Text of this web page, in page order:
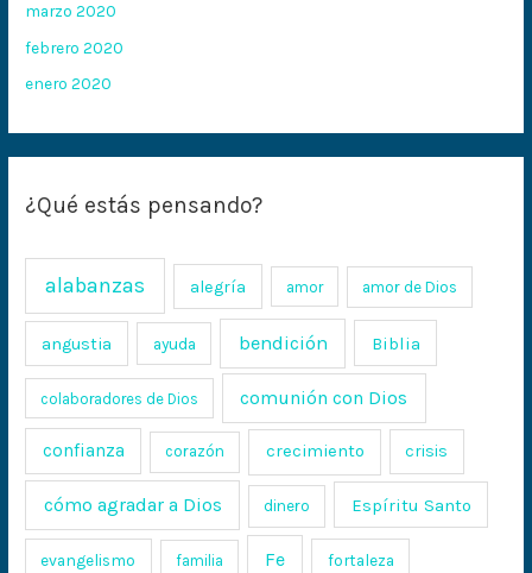
marzo 2020
febrero 2020
enero 2020
¿Qué estás pensando?
alabanzas alegría amor amor de Dios
angustia ayuda bendición Biblia
colaboradores de Dios comunión con Dios
confianza corazón crecimiento crisis
cómo agradar a Dios dinero Espíritu Santo
evangelismo familia Fe fortaleza